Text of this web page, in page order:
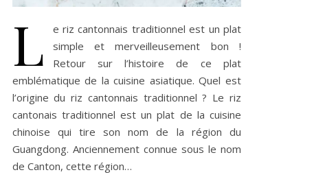
L
e riz cantonnais traditionnel est un plat
simple et merveilleusement bon !
Retour sur l’histoire de ce plat
emblématique de la cuisine asiatique. Quel est
l’origine du riz cantonnais traditionnel ? Le riz
cantonais traditionnel est un plat de la cuisine
chinoise qui tire son nom de la région du
Guangdong. Anciennement connue sous le nom
de Canton, cette région…